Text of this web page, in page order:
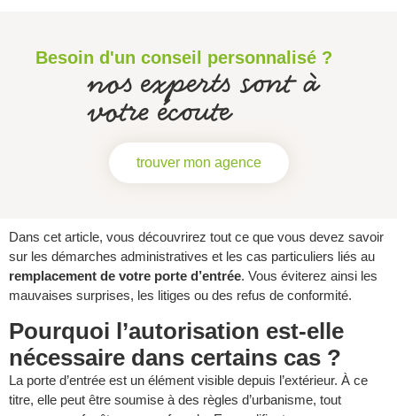
Besoin d'un conseil personnalisé ?
nos experts sont à
votre écoute
trouver mon agence
Dans cet article, vous découvrirez tout ce que vous devez savoir
sur les démarches administratives et les cas particuliers liés au
remplacement de votre porte d’entrée. Vous éviterez ainsi les
mauvaises surprises, les litiges ou des refus de conformité.
Pourquoi l’autorisation est-elle
nécessaire dans certains cas ?
La porte d’entrée est un élément visible depuis l’extérieur. À ce
titre, elle peut être soumise à des règles d’urbanisme, tout